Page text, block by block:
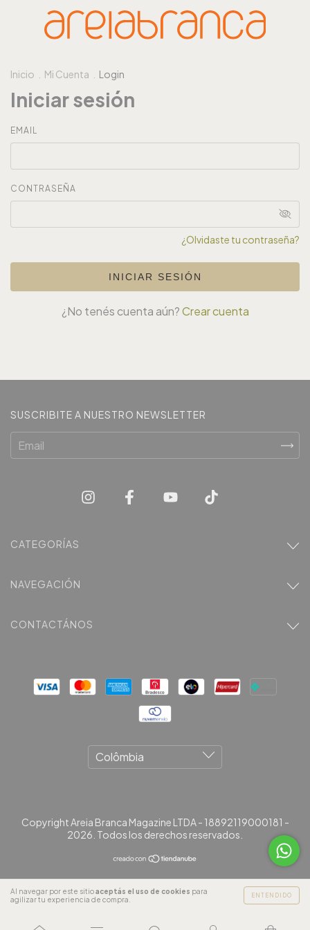
Al navegar por este sitioaceptás el uso de cookies para
agilizar tu experiencia de compra.
ENTENDIDO
Inicio Mi Cuenta Login
Iniciar sesión
EMAIL
CONTRASEÑA
¿Olvidaste tu contraseña?
INICIAR SESIÓN
¿No tenés cuenta aún?Crear cuenta
SUSCRIBITE A NUESTRO NEWSLETTER
CATEGORÍAS
NAVEGACIÓN
CONTACTÁNOS
Copyright Areia Branca Magazine LTDA - 18892119000181 -
2026. Todos los derechos reservados.